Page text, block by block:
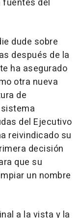
fuentes del
dude sobre
después de la
ha asegurado
otra nueva
de
del Ejecutivo
reivindicado su
decisión
que su
un nombre
a la vista y la